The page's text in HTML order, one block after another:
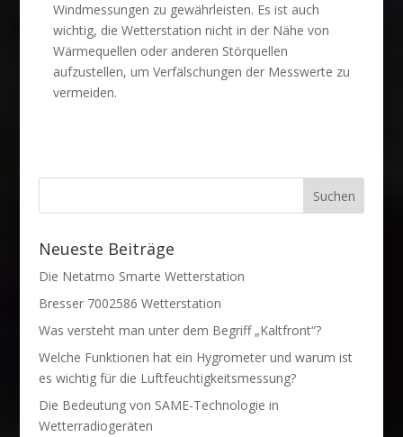
Windmessungen zu gewährleisten. Es ist auch
wichtig, die Wetterstation nicht in der Nähe von
Wärmequellen oder anderen Störquellen
aufzustellen, um Verfälschungen der Messwerte zu
vermeiden.
Neueste Beiträge
Die Netatmo Smarte Wetterstation
Bresser 7002586 Wetterstation
Was versteht man unter dem Begriff „Kaltfront“?
Welche Funktionen hat ein Hygrometer und warum ist
es wichtig für die Luftfeuchtigkeitsmessung?
Die Bedeutung von SAME-Technologie in
Wetterradiogeräten